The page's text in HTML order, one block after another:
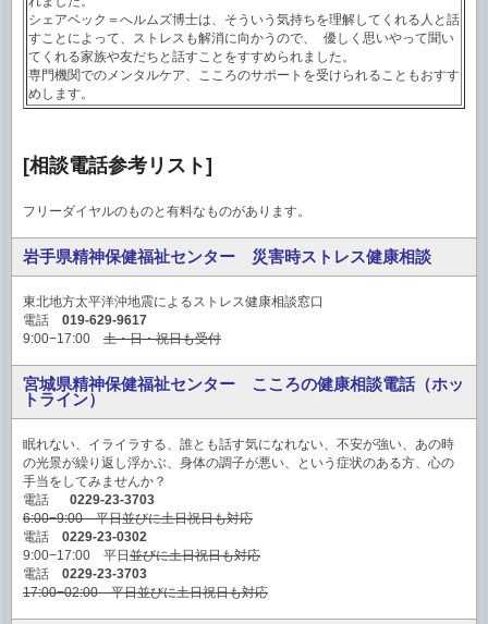
シェアベック＝へルムズ博士は、そういう気持ちを理解してくれる人と話
すことによって、ストレスも解消に向かうので、 優しく思いやって聞い
てくれる家族や友だちと話すことをすすめられました。
専門機関でのメンタルケア、こころのサポートを受けられることもおすす
めします。
[相談電話参考リスト]
フリーダイヤルのものと有料なものがあります。
岩手県精神保健福祉センター 災害時ストレス健康相談
東北地方太平洋沖地震によるストレス健康相談窓口
電話 019-629-9617
9:00−17:00 土・日・祝日も受付
宮城県精神保健福祉センター こころの健康相談電話（ホッ
トライン）
眠れない、イライラする、誰とも話す気になれない、不安が強い、あの時
の光景が繰り返し浮かぶ、身体の調子が悪い、という症状のある方、心の
手当をしてみませんか？
電話 0229-23-3703
6:00−9:00 平日並びに土日祝日も対応
電話 0229-23-0302
9:00−17:00 平日並びに土日祝日も対応
電話 0229-23-3703
17:00−02:00 平日並びに土日祝日も対応